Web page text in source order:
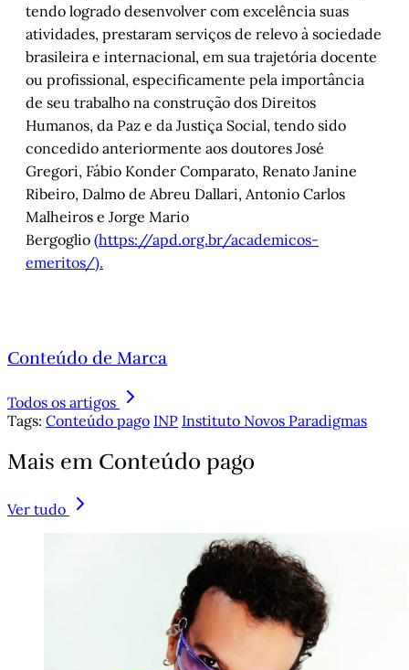
tendo logrado desenvolver com excelência suas
atividades, prestaram serviços de relevo à sociedade
brasileira e internacional, em sua trajetória docente
ou profissional, especificamente pela importância
de seu trabalho na construção dos Direitos
Humanos, da Paz e da Justiça Social, tendo sido
concedido anteriormente aos doutores José
Gregori, Fábio Konder Comparato, Renato Janine
Ribeiro, Dalmo de Abreu Dallari, Antonio Carlos
Malheiros e Jorge Mario
Bergoglio (https://apd.org.br/academicos-
emeritos/).
Conteúdo de Marca
Todos os artigos
Tags: Conteúdo pago INP Instituto Novos Paradigmas
Mais em Conteúdo pago
Ver tudo